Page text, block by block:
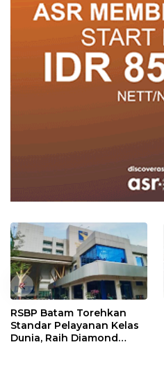
«
RSBP Batam Torehkan
Standar Pelayanan Kelas
Dunia, Raih Diamond